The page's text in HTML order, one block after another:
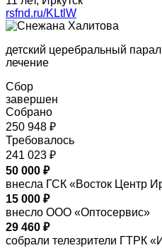
rsfnd.ru/KLtlW
детский церебральный
лечение
Сбор
завершен
Собрано
250 948 ₽
Требовалось
241 023 ₽
50 000 ₽
внесла ГСК «Восток Центр
15 000 ₽
внесло ООО «Оптосервис»
29 460 ₽
собрали телезрители ГТРК